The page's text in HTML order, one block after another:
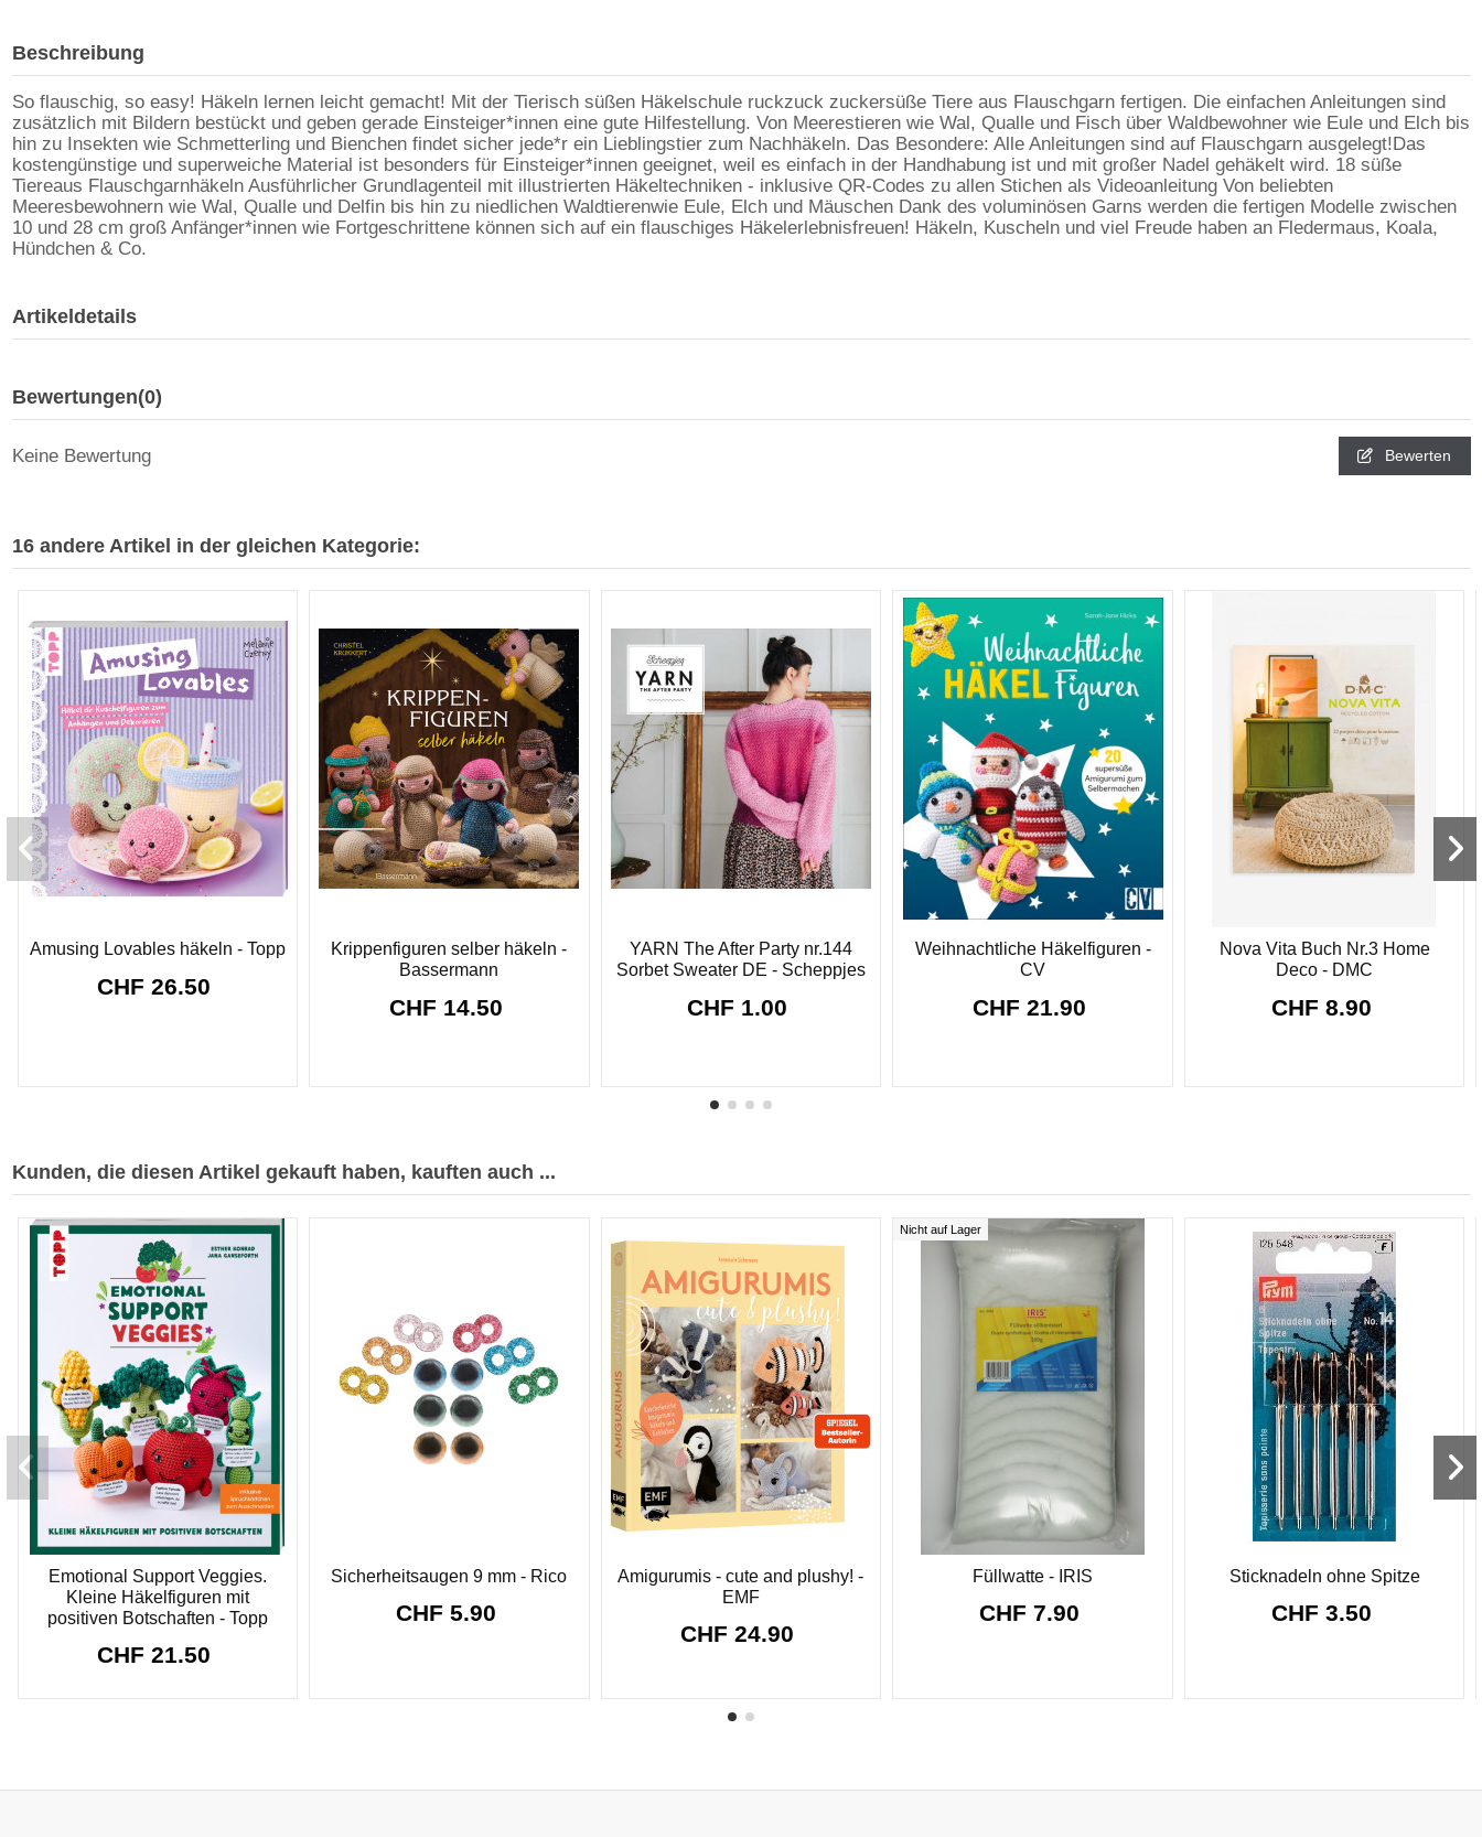
Beschreibung
So flauschig, so easy! Häkeln lernen leicht gemacht! Mit der Tierisch süßen Häkelschule ruckzuck zuckersüße Tiere aus Flauschgarn fertigen. Die einfachen Anleitungen sind
zusätzlich mit Bildern bestückt und geben gerade Einsteiger*innen eine gute Hilfestellung. Von Meerestieren wie Wal, Qualle und Fisch über Waldbewohner wie Eule und Elch bis
hin zu Insekten wie Schmetterling und Bienchen findet sicher jede*r ein Lieblingstier zum Nachhäkeln. Das Besondere: Alle Anleitungen sind auf Flauschgarn ausgelegt!Das
kostengünstige und superweiche Material ist besonders für Einsteiger*innen geeignet, weil es einfach in der Handhabung ist und mit großer Nadel gehäkelt wird. 18 süße
Tiereaus Flauschgarnhäkeln Ausführlicher Grundlagenteil mit illustrierten Häkeltechniken - inklusive QR-Codes zu allen Stichen als Videoanleitung Von beliebten
Meeresbewohnern wie Wal, Qualle und Delfin bis hin zu niedlichen Waldtierenwie Eule, Elch und Mäuschen Dank des voluminösen Garns werden die fertigen Modelle zwischen
10 und 28 cm groß Anfänger*innen wie Fortgeschrittene können sich auf ein flauschiges Häkelerlebnisfreuen! Häkeln, Kuscheln und viel Freude haben an Fledermaus, Koala,
Hündchen & Co.
Artikeldetails
Bewertungen(0)
Keine Bewertung Bewerten
16 andere Artikel in der gleichen Kategorie:
Amusing Lovables häkeln - Topp
CHF 26.50
Krippenfiguren selber häkeln -
Bassermann
CHF 14.50
YARN The After Party nr.144
Sorbet Sweater DE - Scheppjes
CHF 1.00
Weihnachtliche Häkelfiguren -
CV
CHF 21.90
Nova Vita Buch Nr.3 Home
Deco - DMC
CHF 8.90
Kunden, die diesen Artikel gekauft haben, kauften auch ...
Emotional Support Veggies.
Kleine Häkelfiguren mit
positiven Botschaften - Topp
CHF 21.50
Sicherheitsaugen 9 mm - Rico
CHF 5.90
Amigurumis - cute and plushy! -
EMF
CHF 24.90
Nicht auf Lager
Füllwatte - IRIS
CHF 7.90
Sticknadeln ohne Spitze
CHF 3.50